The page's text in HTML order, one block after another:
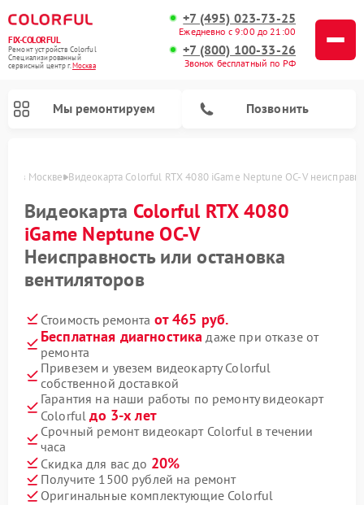
FIX-COLORFUL
Ремонт устройств Colorful
Специализированный
cервисный центр г.Москва
+7 (495) 023-73-25
Ежедневно с 9:00 до 21:00
+7 (800) 100-33-26
Звонок бесплатный по РФ
Мы ремонтируем Позвонить
V в Москве Видеокарта Colorful RTX 4080 iGame Neptune OC-V
Видеокарта Colorful RTX 4080
iGame Neptune OC-V
Неисправность или остановка
вентиляторов
Стоимость ремонта от 465 руб.
Бесплатная диагностика даже при отказе от
ремонта
Привезем и увезем видеокарту Colorful
собственной доставкой
Гарантия на наши работы по ремонту видеокарт
Colorfulдо 3-х лет
Срочный ремонт видеокарт Colorful в течении
часа
Скидка для вас до 20%
Получите 1500 рублей на ремонт
Оригинальные комплектующие Colorful